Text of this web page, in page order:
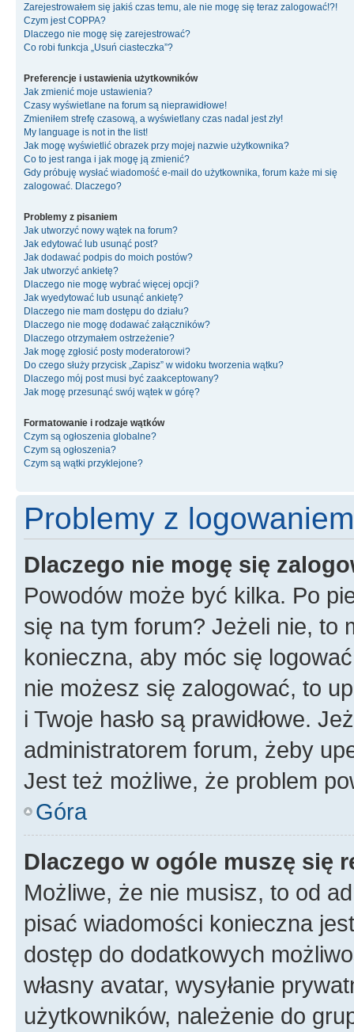
Zarejestrowałem się jakiś czas temu, ale nie mogę się teraz zalogować!?!
Czym jest COPPA?
Dlaczego nie mogę się zarejestrować?
Co robi funkcja „Usuń ciasteczka”?
Preferencje i ustawienia użytkowników
Jak zmienić moje ustawienia?
Czasy wyświetlane na forum są nieprawidłowe!
Zmieniłem strefę czasową, a wyświetlany czas nadal jest zły!
My language is not in the list!
Jak mogę wyświetlić obrazek przy mojej nazwie użytkownika?
Co to jest ranga i jak mogę ją zmienić?
Gdy próbuję wysłać wiadomość e-mail do użytkownika, forum każe mi się
zalogować. Dlaczego?
Problemy z pisaniem
Jak utworzyć nowy wątek na forum?
Jak edytować lub usunąć post?
Jak dodawać podpis do moich postów?
Jak utworzyć ankietę?
Dlaczego nie mogę wybrać więcej opcji?
Jak wyedytować lub usunąć ankietę?
Dlaczego nie mam dostępu do działu?
Dlaczego nie mogę dodawać załączników?
Dlaczego otrzymałem ostrzeżenie?
Jak mogę zgłosić posty moderatorowi?
Do czego służy przycisk „Zapisz” w widoku tworzenia wątku?
Dlaczego mój post musi być zaakceptowany?
Jak mogę przesunąć swój wątek w górę?
Formatowanie i rodzaje wątków
Czym są ogłoszenia globalne?
Czym są ogłoszenia?
Czym są wątki przyklejone?
Problemy z
Dlaczego nie mogę się
Powodów może być kilka. Po
się na tym forum? Jeżeli nie, to
konieczna, aby móc się
nie możesz się zalogować, to
i Twoje hasło są prawidłowe.
administratorem forum, żeby
Jest też możliwe, że problem
Góra
Dlaczego w ogóle muszę się
Możliwe, że nie musisz, to od
pisać wiadomości konieczna
dostęp do dodatkowych
własny avatar, wysyłanie
użytkowników, należenie do